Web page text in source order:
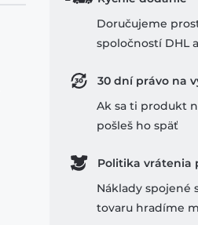
Doručujeme
spoločností DHL
30 dní právo na
Ak sa ti produkt
pošleš ho späť
Politika vrátenia
Náklady spojené
tovaru hradíme